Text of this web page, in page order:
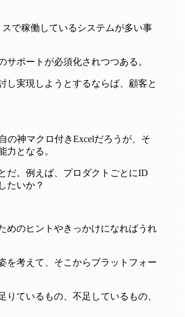
で稼働しているシステムが多い事
ポートが必須化されつつある。
し実現しようとするならば、顧客と
の神マクロ付きExcelだろうが、そ
力となる。
だ。例えば、プロダクトごとにID
たいか？
めのヒントやきっかけになればうれ
を考えて、そこからプラットフォー
ているもの、不足しているもの、